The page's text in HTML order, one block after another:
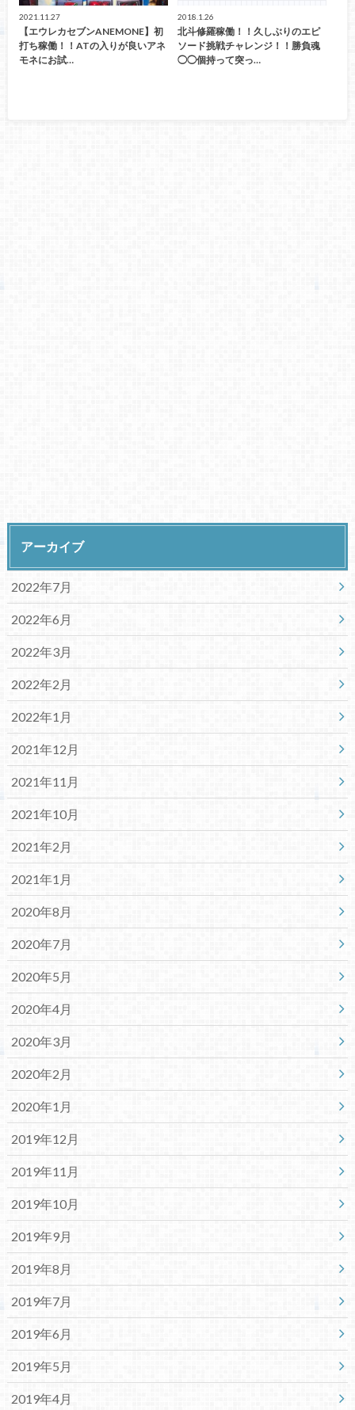
2021.11.27
【エウレカセブンANEMONE】初
打ち稼働！！ATの入りが良いアネ
モネにお試…
2018.1.26
北斗修羅稼働！！久しぶりのエピ
ソード挑戦チャレンジ！！勝負魂
◯◯個持って突っ…
アーカイブ
2022年7月
2022年6月
2022年3月
2022年2月
2022年1月
2021年12月
2021年11月
2021年10月
2021年2月
2021年1月
2020年8月
2020年7月
2020年5月
2020年4月
2020年3月
2020年2月
2020年1月
2019年12月
2019年11月
2019年10月
2019年9月
2019年8月
2019年7月
2019年6月
2019年5月
2019年4月